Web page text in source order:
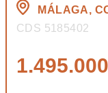
MÁLAGA,
CDS 5185402